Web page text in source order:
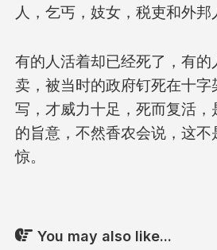
人，乞丐，妓女，税吏和外邦
有的人活着却已经死了，有
卖，被当时的政府钉死在十
写，才威力十足，死而复活
的旨意，不然香农会说，这
惊。
You may also like...